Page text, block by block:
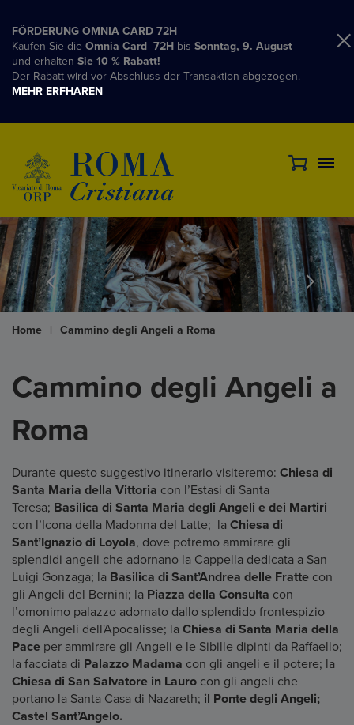
FÖRDERUNG OMNIA CARD 72H
Kaufen Sie die Omnia Card 72H bis Sonntag, 9. August
und erhalten Sie 10 % Rabatt!
Der Rabatt wird vor Abschluss der Transaktion abgezogen.
MEHR ERFHAREN
Home | Cammino degli Angeli a Roma
Cammino degli Angeli a
Roma
Durante questo suggestivo itinerario visiteremo: Chiesa di
Santa Maria della Vittoria con l’Estasi di Santa
Teresa; Basilica di Santa Maria degli Angeli e dei Martiri
con l’Icona della Madonna del Latte; la Chiesa di
Sant’Ignazio di Loyola, dove potremo ammirare gli
splendidi angeli che adornano la Cappella dedicata a San
Luigi Gonzaga; la Basilica di Sant’Andrea delle Fratte con
gli Angeli del Bernini; la Piazza della Consulta con
l’omonimo palazzo adornato dallo splendido frontespizio
degli Angeli dell'Apocalisse; la Chiesa di Santa Maria della
Pace per ammirare gli Angeli e le Sibille dipinti da Raffaello;
la facciata di Palazzo Madama con gli angeli e il potere; la
Chiesa di San Salvatore in Lauro con gli angeli che
portano la Santa Casa di Nazareth; il Ponte degli Angeli;
Castel Sant’Angelo.